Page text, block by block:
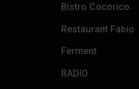
Bistro Cocorico
Restaurant Fabio
Ferment
RADIO